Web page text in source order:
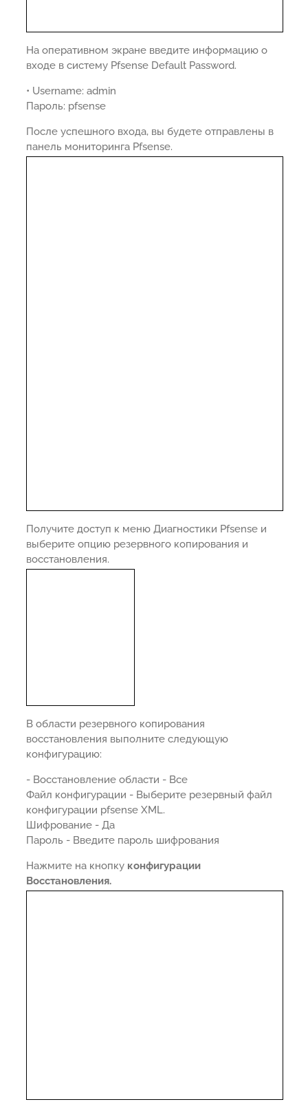
На оперативном экране введите информацию о
входе в систему Pfsense Default Password.
• Username: admin
Пароль: pfsense
После успешного входа, вы будете отправлены в
панель мониторинга Pfsense.
Получите доступ к меню Диагностики Pfsense и
выберите опцию резервного копирования и
восстановления.
В области резервного копирования
восстановления выполните следующую
конфигурацию:
- Восстановление области - Все
Файл конфигурации - Выберите резервный файл
конфигурации pfsense XML.
Шифрование - Да
Пароль - Введите пароль шифрования
Нажмите на кнопку конфигурации
Восстановления.